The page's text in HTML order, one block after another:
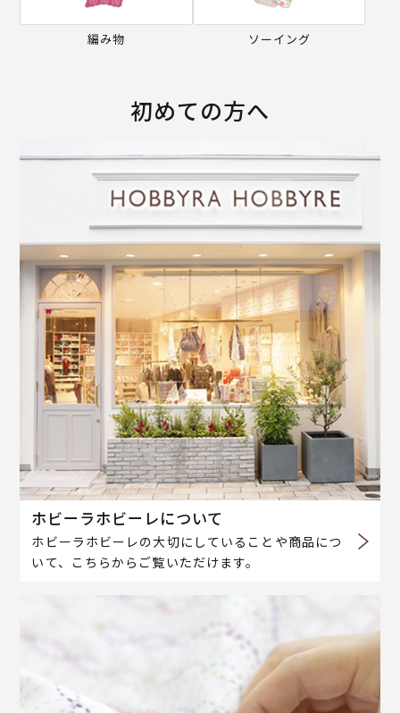
編み物 ソーイング
初めての方へ
ホビーラホビーレについて
ホビーラホビーレの大切にしていることや商品につ
いて、こちらからご覧いただけます。